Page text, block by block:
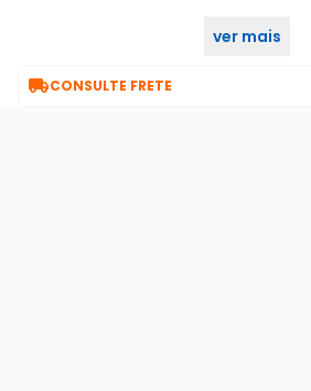
ver mais
CONSULTE FRETE